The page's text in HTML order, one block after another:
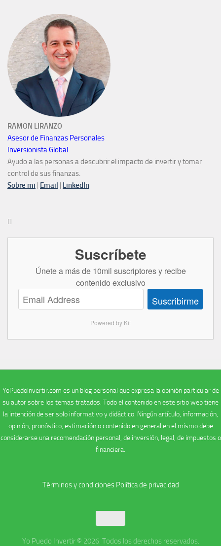
RAMON LIRANZO
Asesor de Finanzas Personales
Inversionista Global
Ayudo a las personas a descubrir el impacto de invertir y tomar
control de sus finanzas.
Sobre mi | Email | LinkedIn

Suscríbete
Únete a más de 10mil suscriptores y recibe
contenido exclusivo
Suscribirme
Powered by Kit
YoPuedoInvertir.com es un blog personal que expresa la opinión particular de
su autor sobre los temas tratados. Todo el contenido en este sitio web tiene
la intención de ser solo informativo y didáctico. Ningún artículo, información,
opinión, pronóstico, estimación o contenido en general en el mismo debe
considerarse una recomendación personal, de inversión, legal, de impuestos o
financiera.
Términos y condiciones Política de privacidad
Yo Puedo Invertir © 2026. Todos los derechos reservados.